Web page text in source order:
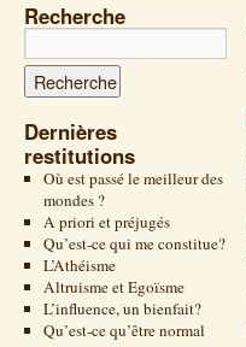
Recherche
Dernières
restitutions
Où est passé le meilleur des
mondes ?
A priori et préjugés
Qu’est-ce qui me constitue?
L’Athéisme
Altruisme et Egoïsme
L’influence, un bienfait?
Qu’est-ce qu’être normal